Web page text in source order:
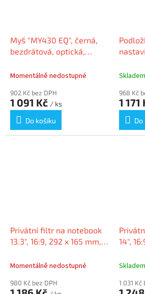
Myš "MY430 EQ", černá,
bezdrátová, optická,
dobíjecí baterie,
Momentálně nedostupné
902 Kč bez DPH
1 091 Kč / ks
Do košíku
Skladem
968 Kč
1 171
Do
Privátní filtr na notebook
13.3", 16:9, 292 x 165 mm,
Momentálně nedostupné
980 Kč bez DPH
14",
Skladem
1 031 Kč